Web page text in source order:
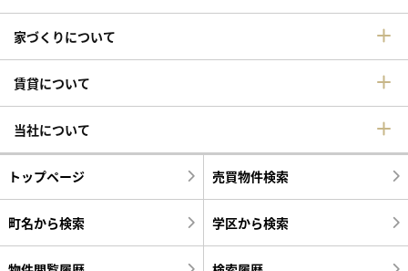
家づくりについて
賃貸について
当社について
トップページ 売買物件検索
町名から検索 学区から検索